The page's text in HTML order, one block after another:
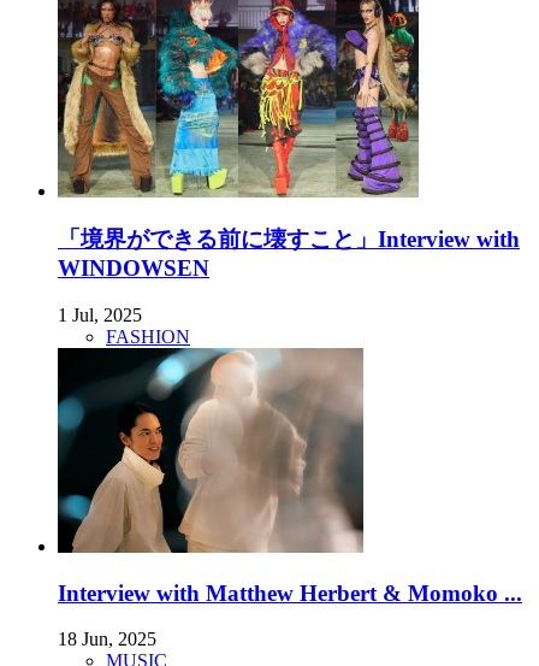
「境界ができる前に壊すこと」Interview with
WINDOWSEN
1 Jul, 2025
FASHION
Interview with Matthew Herbert & Momoko ...
18 Jun, 2025
MUSIC